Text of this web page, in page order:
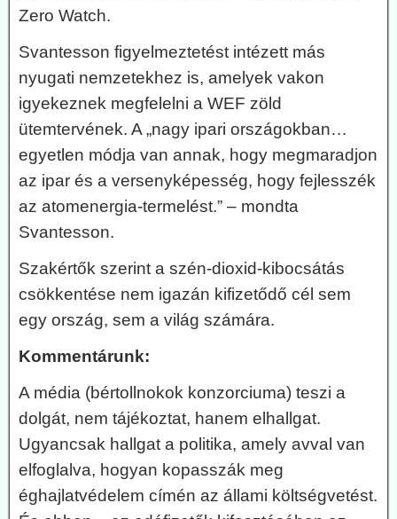
Zero Watch.
Svantesson figyelmeztetést intézett más
nyugati nemzetekhez is, amelyek vakon
igyekeznek megfelelni a WEF zöld
ütemtervének. A „nagy ipari országokban…
egyetlen módja van annak, hogy megmaradjon
az ipar és a versenyképesség, hogy fejlesszék
az atomenergia-termelést.” – mondta
Svantesson.
Szakértők szerint a szén-dioxid-kibocsátás
csökkentése nem igazán kifizetődő cél sem
egy ország, sem a világ számára.
Kommentárunk:
A média (bértollnokok konzorciuma) teszi a
dolgát, nem tájékoztat, hanem elhallgat.
Ugyancsak hallgat a politika, amely avval van
elfoglalva, hogyan kopasszák meg
éghajlatvédelem címén az állami költségvetést.